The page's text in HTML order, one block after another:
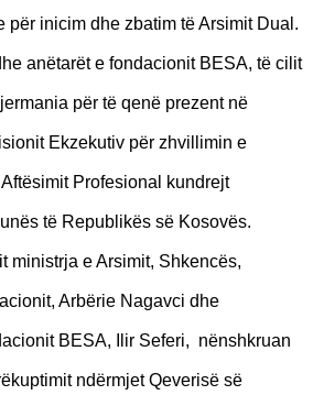
për inicim dhe zbatim të Arsimit Dual.
anëtarët e fondacionit BESA, të cilit
për të qenë prezent në
Ekzekutiv për zhvillimin e
Profesional kundrejt
të Republikës së Kosovës.
ministrja e Arsimit, Shkencës,
Arbërie Nagavci dhe
BESA, Ilir Seferi, nënshkruan
ndërmjet Qeverisë së